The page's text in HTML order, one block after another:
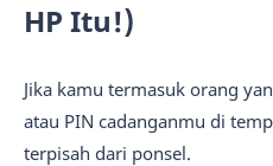
HP Itu!)
Jika kamu termasuk orang
atau PIN cadanganmu di
terpisah dari ponsel.